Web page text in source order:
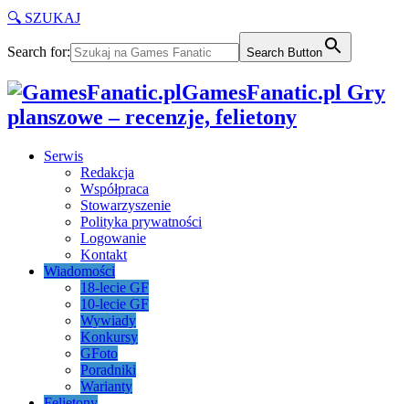
🔍 SZUKAJ
Search for: Search Button
GamesFanatic.pl Gry
planszowe – recenzje, felietony
Serwis
Redakcja
Współpraca
Stowarzyszenie
Polityka prywatności
Logowanie
Kontakt
Wiadomości
18-lecie GF
10-lecie GF
Wywiady
Konkursy
GFoto
Poradniki
Warianty